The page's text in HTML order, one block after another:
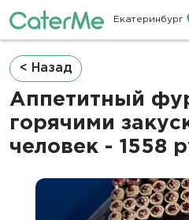
Екатеринбург
Строка
навигации
< Назад
Аппетитный
горячими
человек - 1558